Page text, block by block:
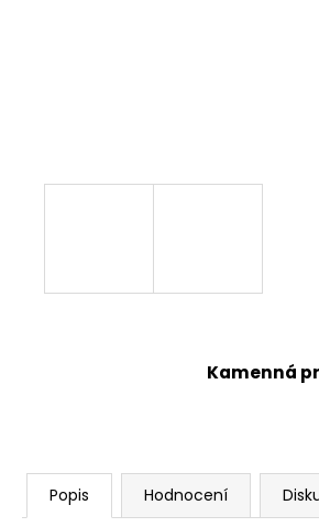
Kamenná
Popis Hodnocení